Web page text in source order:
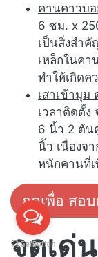
คานคาวบ
6 ซม. x
เป็นสิ่งสำคั
เหล็กในคา
ทำให้เกิดค
เสาเข้ามุม
เวลาติดตั้ง
6 นิ้ว 2 ต้น
นิ้ว เนื่องจ
หนักคานที่เ
กดเพื่อ สอ
จุดเด่